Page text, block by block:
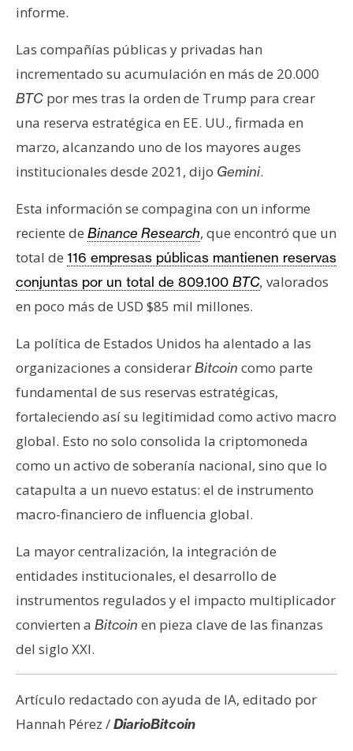
informe.
Las compañías públicas y privadas han
incrementado su acumulación en más de 20.000
BTC por mes tras la orden de Trump para crear
una reserva estratégica en EE. UU., firmada en
marzo, alcanzando uno de los mayores auges
institucionales desde 2021, dijo Gemini.
Esta información se compagina con un informe
reciente de Binance Research, que encontró que un
total de 116 empresas públicas mantienen reservas
conjuntas por un total de 809.100 BTC, valorados
en poco más de USD $85 mil millones.
La política de Estados Unidos ha alentado a las
organizaciones a considerarBitcoin como parte
fundamental de sus reservas estratégicas,
fortaleciendo así su legitimidad como activo macro
global. Esto no solo consolida la criptomoneda
como un activo de soberanía nacional, sino que lo
catapulta a un nuevo estatus: el de instrumento
macro-financiero de influencia global.
La mayor centralización, la integración de
entidades institucionales, el desarrollo de
instrumentos regulados y el impacto multiplicador
convierten a Bitcoin en pieza clave de las finanzas
del siglo XXI.
Artículo redactado con ayuda de IA, editado por
Hannah Pérez /DiarioBitcoin